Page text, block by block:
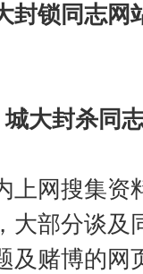
封锁同志网
城大封杀同
上网搜集
大部分谈
及赌博的